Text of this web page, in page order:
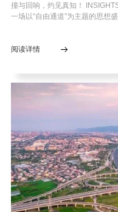
图文
撞与回响，灼见真知！
一场以“自由通道”为主题的思想
阅读详情